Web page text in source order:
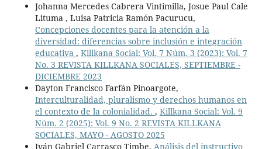
Johanna Mercedes Cabrera Vintimilla, Josue Paul Cale
Lituma , Luisa Patricia Ramón Pacurucu,
Concepciones docentes para la atención a la
diversidad: diferencias sobre inclusión e integración
educativa , Killkana Social: Vol. 7 Núm. 3 (2023): Vol. 7
No. 3 REVISTA KILLKANA SOCIALES, SEPTIEMBRE -
DICIEMBRE 2023
Dayton Francisco Farfán Pinoargote,
Interculturalidad, pluralismo y derechos humanos en
el contexto de la colonialidad. , Killkana Social: Vol. 9
Núm. 2 (2025): Vol. 9 No. 2 REVISTA KILLKANA
SOCIALES, MAYO - AGOSTO 2025
Iván Gabriel Carrasco Timbe, Análisis del instructivo